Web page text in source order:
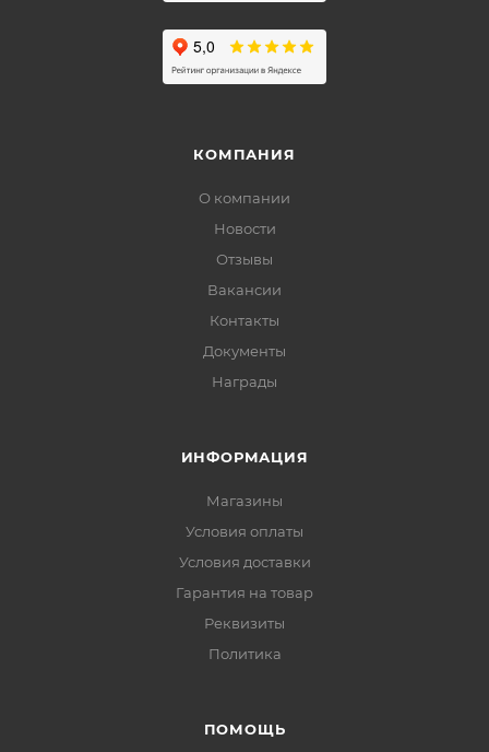
КОМПАНИЯ
О компании
Новости
Отзывы
Вакансии
Контакты
Документы
Награды
ИНФОРМАЦИЯ
Магазины
Условия оплаты
Условия доставки
Гарантия на товар
Реквизиты
Политика
ПОМОЩЬ